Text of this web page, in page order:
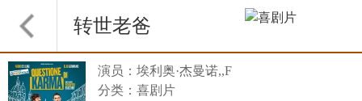
转世老爸
演员：埃利奥·杰曼诺,,F
分类：喜剧片